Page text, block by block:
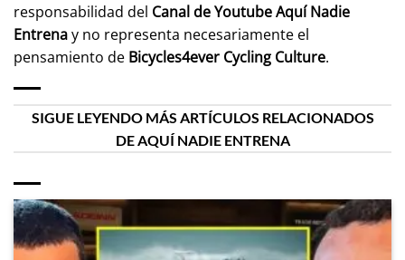
responsabilidad del Canal de YoutubeAquí Nadie
Entrenay no representa necesariamente el
pensamiento de Bicycles4ever Cycling Culture.
SIGUE LEYENDO MÁS ARTÍCULOS RELACIONADOS
DE AQUÍ NADIE ENTRENA